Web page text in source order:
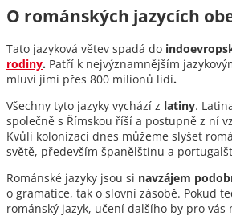
O románských jazycích
Tato jazyková větev spadá do
rodiny. Patří k nejvýznamnějším
mluví jimi přes 800 milionů lidí.
Všechny tyto jazyky vychází z latiny.
společně s Římskou říší a postupně z ní
Kvůli kolonizaci dnes můžeme slyšet
světě, především španělštinu a
Románské jazyky jsou si navzájem
o gramatice, tak o slovní zásobě. Pokud
románský jazyk, učení dalšího by pro vás